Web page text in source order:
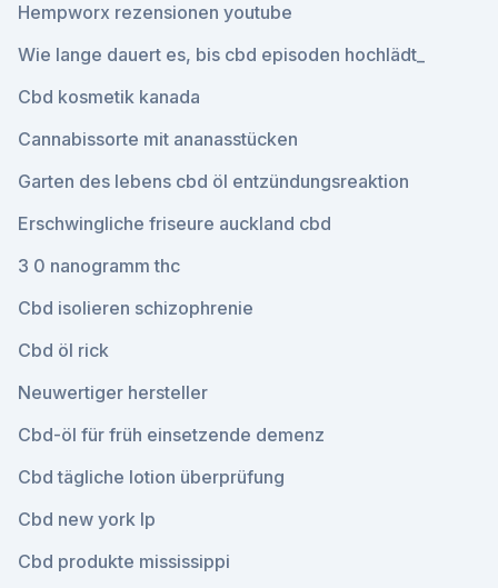
Hempworx rezensionen youtube
Wie lange dauert es, bis cbd episoden hochlädt_
Cbd kosmetik kanada
Cannabissorte mit ananasstücken
Garten des lebens cbd öl entzündungsreaktion
Erschwingliche friseure auckland cbd
3 0 nanogramm thc
Cbd isolieren schizophrenie
Cbd öl rick
Neuwertiger hersteller
Cbd-öl für früh einsetzende demenz
Cbd tägliche lotion überprüfung
Cbd new york lp
Cbd produkte mississippi